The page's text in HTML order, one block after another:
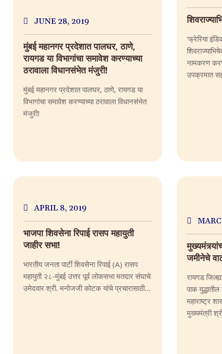
JUNE 28, 2019
मुंबई महानगर प्रदेशात पालघर, ठाणे,
रायगड या विभागांचा समावेश करण्याच्या
ठरावाला विधानसंभेत मंजुरी!
मुंबई महानगर प्रदेशात पालघर, ठाणे, रायगड या
विभागांचा समावेश करण्याच्या ठरावाला विधानसंभेत
मंजुरी!
‘फ्रेरिया
नामकरण
उपक्रमात
APRIL 8, 2019
भाजपा शिवसेना रिपाई रासप महायुती
जाहीर सभा!
भारतीय जनता पार्टी शिवसेना रिपाई (A) रासप
महायुती २८-मुंबई उत्तर पूर्व लोकसभा मतदार संघाचे
उमेदवार श्री. मनोजजी कोटक यांचे प्रचारासाठी...
जमीनेचे
रायगड
पाक
महाराष्ट्र
मुख्यमंत्री